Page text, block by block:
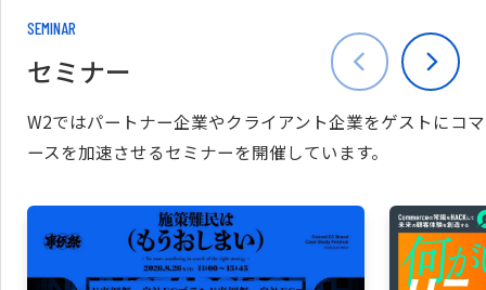
SEMINAR
セミナー
W2ではパートナー企業やクライアント企業をゲストにコマ
ースを加速させるセミナーを開催しています。